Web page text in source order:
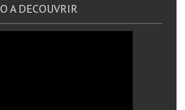
A DECOUVRIR